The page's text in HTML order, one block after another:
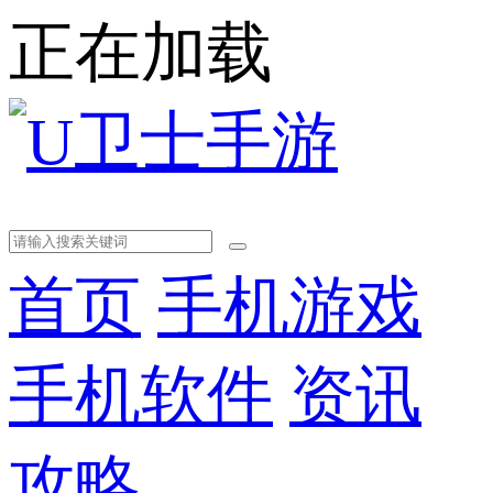
正在加载
首页 手机游戏
手机软件 资讯